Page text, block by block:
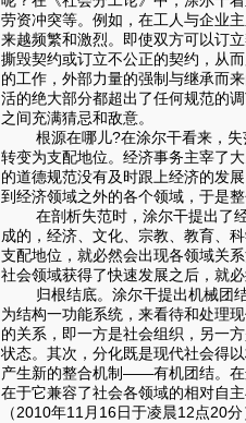
劳资冲突等。例如，在工人与企业
来越频繁和激烈。即使双方可以订
撕毁契约或订立不公正的契约，从
的工作，外部力量的强制与继承而
活的绝大部分都超出了任何规范的
之间充满猜忌和敌意。
根源在哪儿?在涂尔干看来，失
转变为支配地位。经济事务主宰了
的道德规范没有及时跟上经济的发
到经济领域之外的各个领域，于是
在剖析失范时，涂尔干提出了经
成的，经济、文化、宗教、教育、
支配地位，就必然会出现各领域关
社会领域获得了快速发展之后，就
归根结底。涂尔干提出机械团结
为结构一功能系统，来看待和处理
的关系，即一方是社会组织，另一
状态。其次，分化既是现代社会得
产生新的整合机制——有机团结。在
在于它兼容了社会各领域的相对自
（2010年11月16日于凌晨12点20分